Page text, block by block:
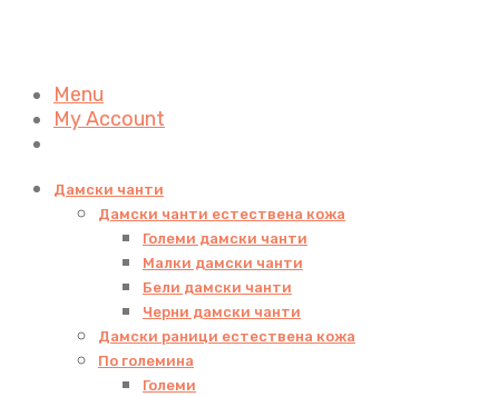
Menu
My Account
Дамски чанти
Дамски чанти естествена кожа
Големи дамски чанти
Малки дамски чанти
Бели дамски чанти
Черни дамски чанти
Дамски раници естествена кожа
По големина
Големи